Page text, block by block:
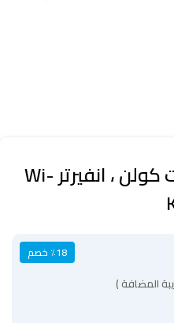
مكيف ٢٤ وحدة سبليت كولن ، انفيرتر Wi-
٪18 خصم
المضافة )